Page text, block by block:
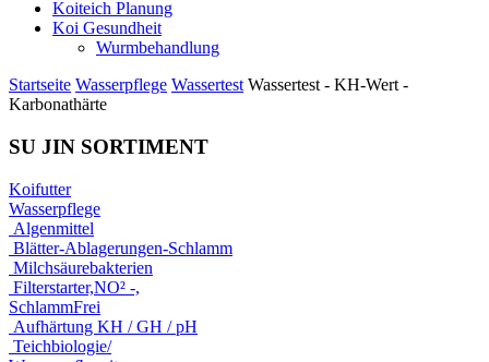
Koiteich Planung
Koi Gesundheit
Wurmbehandlung
Startseite Wasserpflege Wassertest Wassertest - KH-Wert -
Karbonathärte
SU JIN SORTIMENT
Koifutter
Wasserpflege
Algenmittel
Blätter-Ablagerungen-Schlamm
Milchsäurebakterien
Filterstarter,NO² -,
SchlammFrei
Aufhärtung KH / GH / pH
Teichbiologie/